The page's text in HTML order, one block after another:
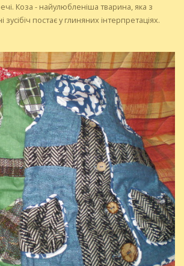
Коза - найулюбленіша тварина, яка з
зусібіч постає у глиняних інтерпретаціях.